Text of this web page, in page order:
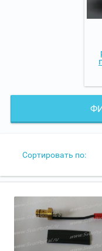
Сортировать по: